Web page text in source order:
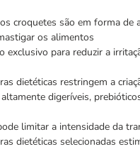
croquetes são em forma de
os alimentos
exclusivo para reduzir a
dietéticas restringem a
digeríveis,
limitar a intensidade da
dietéticas selecionadas